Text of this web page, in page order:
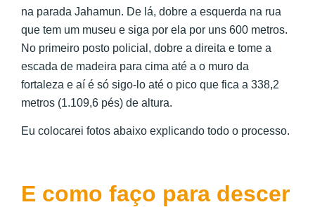
na parada Jahamun. De lá, dobre a esquerda na rua
que tem um museu e siga por ela por uns 600 metros.
No primeiro posto policial, dobre a direita e tome a
escada de madeira para cima até a o muro da
fortaleza e aí é só sigo-lo até o pico que fica a 338,2
metros (1.109,6 pés) de altura.
Eu colocarei fotos abaixo explicando todo o processo.
E como faço para descer